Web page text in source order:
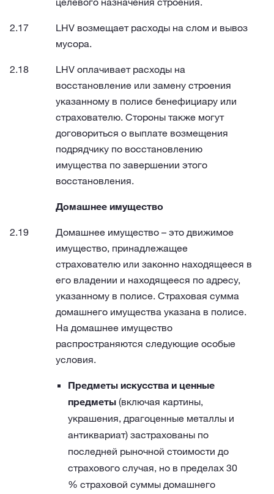
LHV возмещает расходы на слом и вывоз
мусора.
LHV оплачивает расходы на
восстановление или замену строения
указанному в полисе бенефициару или
страхователю. Стороны также могут
договориться о выплате возмещения
подрядчику по восстановлению
имущества по завершении этого
восстановления.
Домашнее имущество
Домашнее имущество – это движимое
имущество, принадлежащее
страхователю или законно находящееся в
его владении и находящееся по адресу,
указанному в полисе. Страховая сумма
домашнего имущества указана в полисе.
На домашнее имущество
распространяются следующие особые
условия.
Предметы искусства и ценные
предметы (включая картины,
украшения, драгоценные металлы и
антиквариат) застрахованы по
последней рыночной стоимости до
страхового случая, но в пределах 30
% страховой суммы домашнего